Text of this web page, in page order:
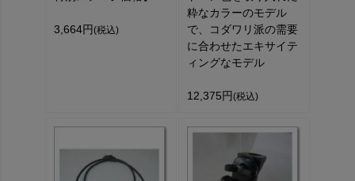
3,664円 (税込)
粋なカラーのモデル
で、コダワリ派の需要
に合わせたエキサイテ
ィングなモデル
12,375円 (税込)